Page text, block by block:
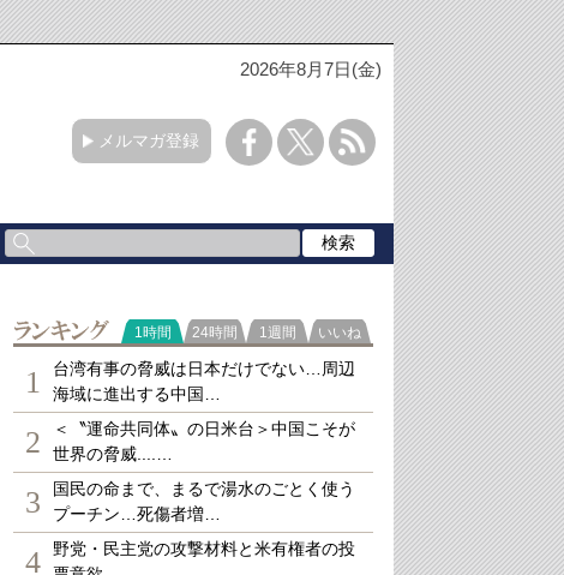
2026年8月7日(金)
メルマガ登録
ランキング
1時間 24時間 1週間 いいね
1
台湾有事の脅威は日本だけでない…周辺
海域に進出する中国…
2
＜〝運命共同体〟の日米台＞中国こそが
世界の脅威....…
3
国民の命まで、まるで湯水のごとく使う
プーチン…死傷者増…
4
野党・民主党の攻撃材料と米有権者の投